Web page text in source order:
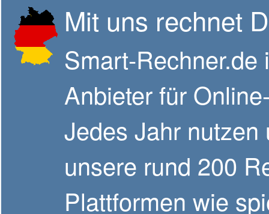
Mit uns rechnet
Smart-
Anbieter für
Jedes Jahr
unsere rund 200
Plattformen wie